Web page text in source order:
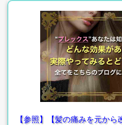
【参照】【髪の痛みを元か